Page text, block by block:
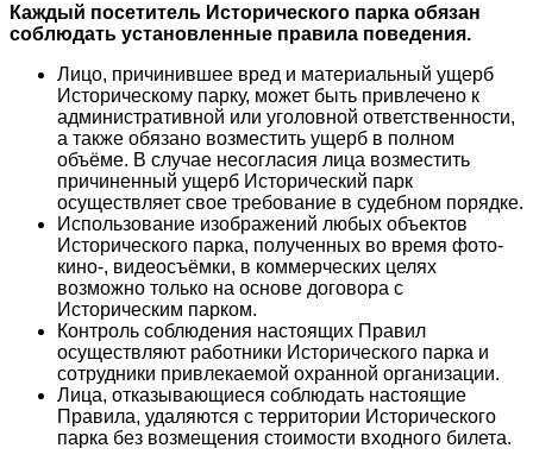
Каждый посетитель Исторического парка обязан
соблюдать установленные правила поведения.
Лицо, причинившее вред и материальный ущерб
Историческому парку, может быть привлечено к
административной или уголовной ответственности,
а также обязано возместить ущерб в полном
объёме. В случае несогласия лица возместить
причиненный ущерб Исторический парк
осуществляет свое требование в судебном порядке.
Использование изображений любых объектов
Исторического парка, полученных во время фото-
кино-, видеосъёмки, в коммерческих целях
возможно только на основе договора с
Историческим парком.
Контроль соблюдения настоящих Правил
осуществляют работники Исторического парка и
сотрудники привлекаемой охранной организации.
Лица, отказывающиеся соблюдать настоящие
Правила, удаляются с территории Исторического
парка без возмещения стоимости входного билета.